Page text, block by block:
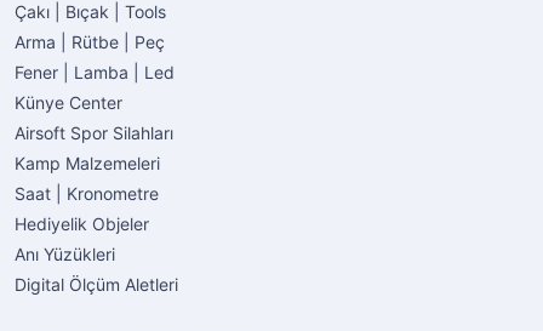
Çakı | Bıçak | Tools
Arma | Rütbe | Peç
Fener | Lamba | Led
Künye Center
Airsoft Spor Silahları
Kamp Malzemeleri
Saat | Kronometre
Hediyelik Objeler
Anı Yüzükleri
Digital Ölçüm Aletleri